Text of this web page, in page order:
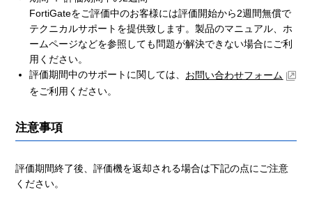
FortiGateをご評価中のお客様には評価開始から2週間無償で
テクニカルサポートを提供致します。製品のマニュアル、ホ
ームページなどを参照しても問題が解決できない場合にご利
用ください。
評価期間中のサポートに関しては、 お問い合わせフォーム
をご利用ください。
注意事項
評価期間終了後、評価機を返却される場合は下記の点にご注意
ください。